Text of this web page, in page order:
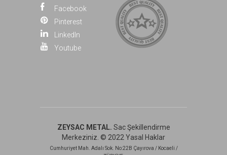
Facebook
Pinterest
LinkedIn
Youtube
ZEYSAC METAL. Sac Şekillendirme
Merkeziniz. © 2022 Yasal Haklar
Cumhuriyet Mah. Adalı Sok. No:22B Çayırova / Kocaeli /